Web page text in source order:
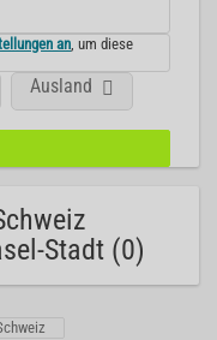
an , um diese
Ausland
Stadt (0)